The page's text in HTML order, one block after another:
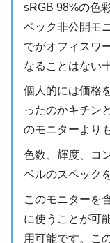
sRGB 98%の色
ペック非公開モ
でがオフィスワ
なることはない
個人的には価格
ったのかキチン
のモニターより
色数、輝度、コ
ベルのスペック
このモニターを
に使うことが可
用可能です。こ